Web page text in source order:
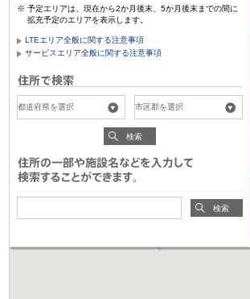
予定エリアは、現在から2か月後末、5か月後末までの間に
拡充予定のエリアを表示します。
LTEエリア全般に関する注意事項
サービスエリア全般に関する注意事項
検索
検索